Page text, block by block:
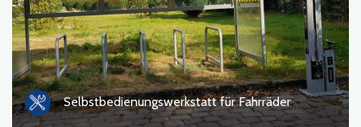
Selbstbedienungswerkstatt für Fahrräder